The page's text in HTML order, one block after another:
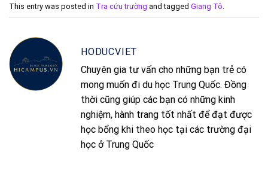
This entry was posted in Tra cứu trường and tagged Giang Tô
HODUCVIET
Chuyên gia tư vấn cho những bạn trẻ có
mong muốn đi du học Trung Quốc. Đồng
thời cũng giúp các bạn có những kinh
nghiệm, hành trang tốt nhất để đạt được
học bổng khi theo học tại các trường đại
học ở Trung Quốc